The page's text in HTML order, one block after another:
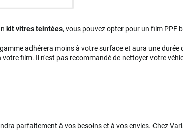
kit vitres teintées, vous pouvez opter pour un film PPF
adhérera moins à votre surface et aura une
film. Il n'est pas recommandé de nettoyer votre
parfaitement à vos besoins et à vos envies. Chez